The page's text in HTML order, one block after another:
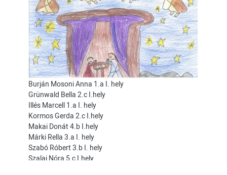
Burján Mosoni Anna 1.a I. hely
Grünwald Bella 2.c I.hely
Illés Marcell 1.a I. hely
Kormos Gerda 2.c I.hely
Makai Donát 4.b I.hely
Márki Rella 3.a I. hely
Szabó Róbert 3.b I. hely
Szalai Nóra 5.c I.hely